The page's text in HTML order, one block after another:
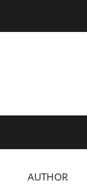
AUTHOR